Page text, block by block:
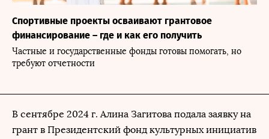
Спортивные проекты осваивают грантовое
финансирование – где и как его получить
Частные и государственные фонды готовы помогать, но
требуют отчетности
В сентябре 2024 г. Алина Загитова подала заявку на
грант в Президентский фонд культурных инициатив